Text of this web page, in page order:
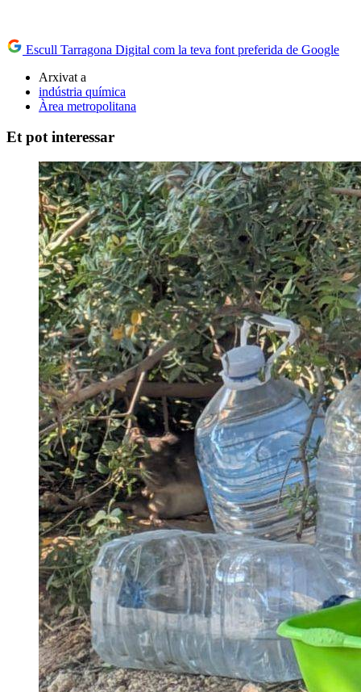
Escull Tarragona Digital com la teva font preferida de Google
Arxivat a
indústria química
Àrea metropolitana
Et pot interessar